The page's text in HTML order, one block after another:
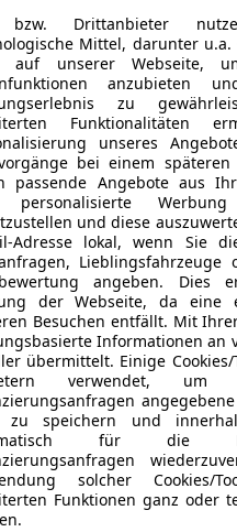
kW
€ 69
Neu
Drittanbieter
Mittel, darunter u.a.
auf unserer Webseite,
anzubieten
zu
Funktionalitäten
unseres
bei einem späteren
passende Angebote aus
personalisierte
und diese
Adresse lokal, wenn Sie
angeben. Dies
der Webseite, da eine
Besuchen entfällt. Mit
Informationen an
übermittelt. Einige
verwendet,
zu speichern und
für die
solcher Cookies/
Funktionen ganz oder